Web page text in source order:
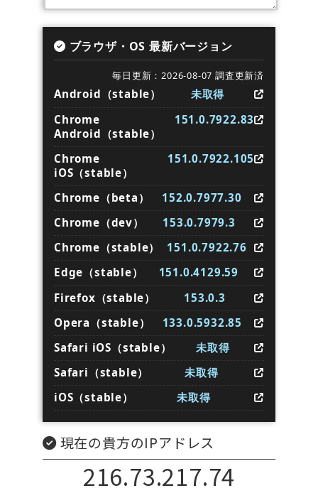
ブラウザ・OS 最新バージョン
毎日更新：2026-08-07 調査更新済
Android（stable）
未取得
Chrome
Android（stable）
151.0.7922.83
Chrome
iOS（stable）
151.0.7922.105
Chrome（beta）
152.0.7977.30
Chrome（dev）
153.0.7979.3
Chrome（stable）
151.0.7922.76
Edge（stable）
151.0.4129.59
Firefox（stable）
153.0.3
Opera（stable）
133.0.5932.85
Safari iOS（stable）
未取得
Safari（stable）
未取得
iOS（stable）
未取得
現在の貴方のIPアドレス
216.73.217.74